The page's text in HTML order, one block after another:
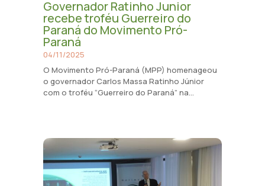
Governador Ratinho Junior
recebe troféu Guerreiro do
Paraná do Movimento Pró-
Paraná
04/11/2025
O Movimento Pró-Paraná (MPP) homenageou
o governador Carlos Massa Ratinho Júnior
com o troféu “Guerreiro do Paraná” na...